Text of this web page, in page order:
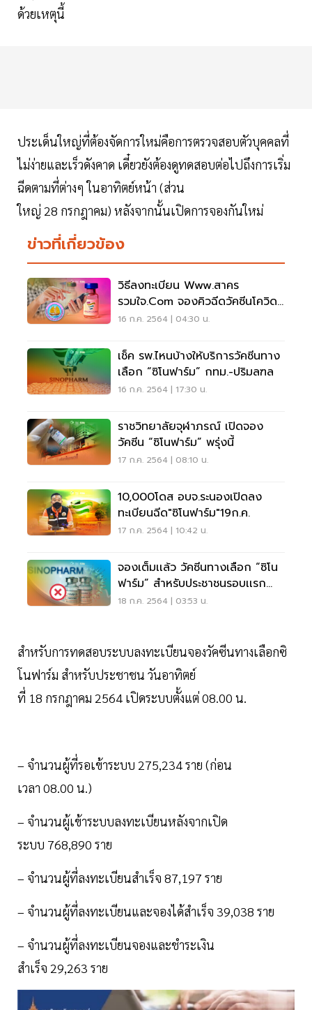
ด้วยเหตุนี้
ประเด็นใหญ่ที่ต้องจัดการใหม่คือการตรวจสอบตัวบุคคลที่
ไม่ง่ายและเร็วดังคาด เดี๋ยวยังต้องดูทดสอบต่อไปถึงการเริ่ม
ฉีดตามที่ต่างๆ ในอาทิตย์หน้า (ส่วน
ใหญ่ 28 กรกฎาคม) หลังจากนั้นเปิดการจองกันใหม่
ข่าวที่เกี่ยวข้อง
วิธีลงทะเบียน Www.สาคร
รวมใจ.com จองคิวฉีดวัคซีนโควิด
"ซิโนฟาร์ม"
16 ก.ค. 2564 | 04:30 น.
เช็ค รพ.ไหนบ้างให้บริการวัคซีนทาง
เลือก “ซิโนฟาร์ม” กทม.-ปริมลฑล
16 ก.ค. 2564 | 17:30 น.
ราชวิทยาลัยจุฬาภรณ์ เปิดจอง
วัคซีน “ซิโนฟาร์ม” พรุ่งนี้
17 ก.ค. 2564 | 08:10 น.
10,000โดส อบจ.ระนองเปิดลง
ทะเบียนฉีด"ซิโนฟาร์ม"19ก.ค.
17 ก.ค. 2564 | 10:42 น.
จองเต็มเเล้ว วัคซีนทางเลือก “ซิโน
ฟาร์ม” สำหรับประชาชนรอบเเรก
60,000 ราย
18 ก.ค. 2564 | 03:53 น.
สำหรับการทดสอบระบบลงทะเบียนจองวัคซีนทางเลือกซิ
โนฟาร์ม สำหรับประชาชน วันอาทิตย์
ที่ 18 กรกฎาคม 2564 เปิดระบบตั้งแต่ 08.00 น.
– จำนวนผู้ที่รอเข้าระบบ 275,234 ราย (ก่อน
เวลา 08.00 น.)
– จำนวนผู้เข้าระบบลงทะเบียนหลังจากเปิด
ระบบ 768,890 ราย
– จำนวนผู้ที่ลงทะเบียนสำเร็จ 87,197 ราย
– จำนวนผู้ที่ลงทะเบียนและจองได้สำเร็จ 39,038 ราย
– จำนวนผู้ที่ลงทะเบียนจองและชำระเงิน
สำเร็จ 29,263 ราย